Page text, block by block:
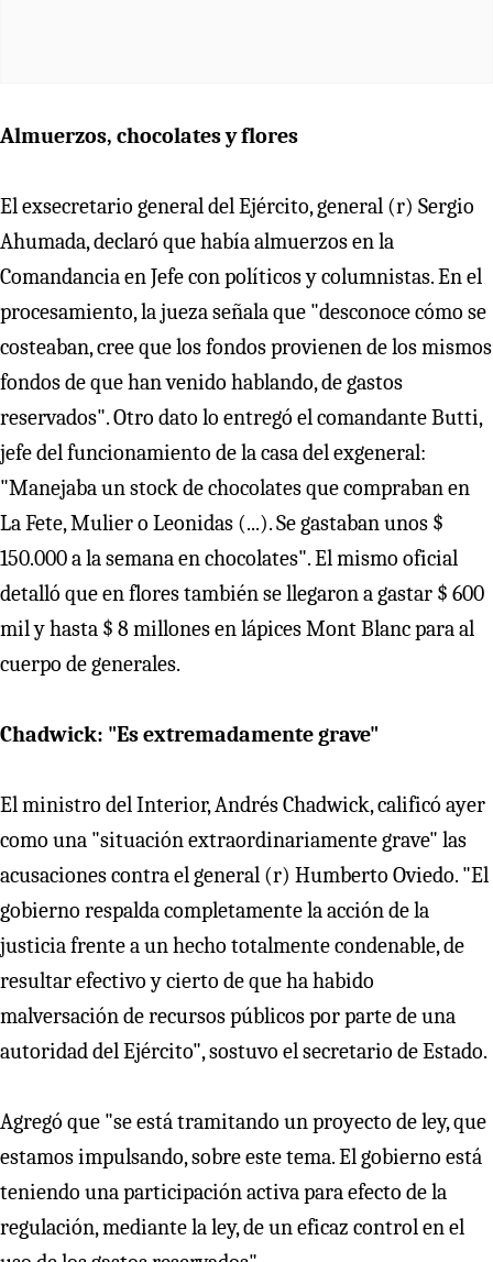
Almuerzos, chocolates y flores
El exsecretario general del Ejército, general (r) Sergio
Ahumada, declaró que había almuerzos en la
Comandancia en Jefe con políticos y columnistas. En el
procesamiento, la jueza señala que "desconoce cómo se
costeaban, cree que los fondos provienen de los mismos
fondos de que han venido hablando, de gastos
reservados". Otro dato lo entregó el comandante Butti,
jefe del funcionamiento de la casa del exgeneral:
"Manejaba un stock de chocolates que compraban en
La Fete, Mulier o Leonidas (...). Se gastaban unos $
150.000 a la semana en chocolates". El mismo oficial
detalló que en flores también se llegaron a gastar $ 600
mil y hasta $ 8 millones en lápices Mont Blanc para al
cuerpo de generales.
Chadwick: "Es extremadamente grave"
El ministro del Interior, Andrés Chadwick, calificó ayer
como una "situación extraordinariamente grave" las
acusaciones contra el general (r) Humberto Oviedo. "El
gobierno respalda completamente la acción de la
justicia frente a un hecho totalmente condenable, de
resultar efectivo y cierto de que ha habido
malversación de recursos públicos por parte de una
autoridad del Ejército", sostuvo el secretario de Estado.
Agregó que "se está tramitando un proyecto de ley, que
estamos impulsando, sobre este tema. El gobierno está
teniendo una participación activa para efecto de la
regulación, mediante la ley, de un eficaz control en el